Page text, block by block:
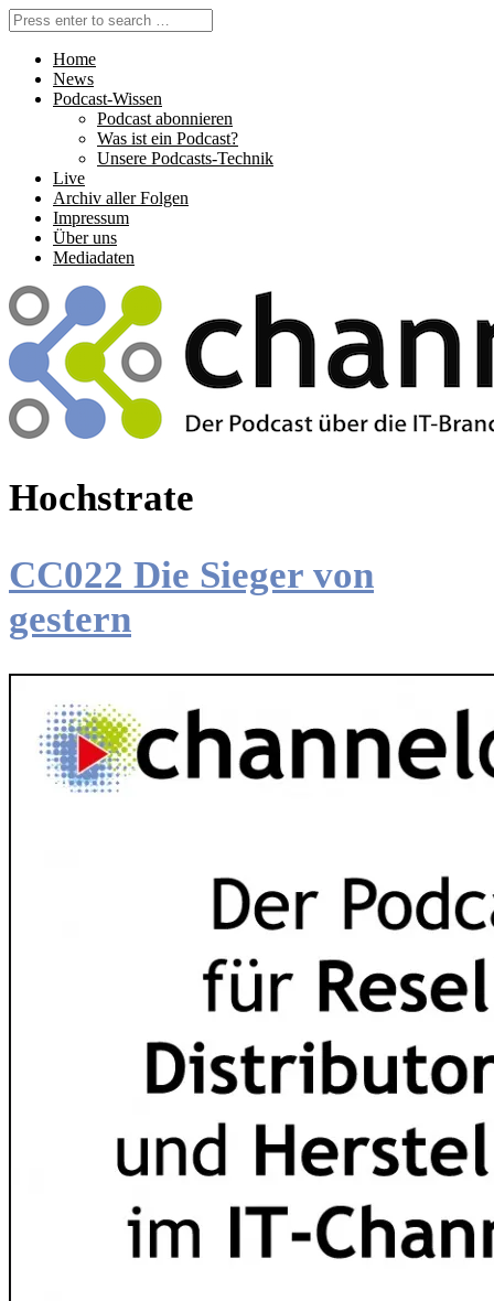
Home
News
Podcast-Wissen
Podcast abonnieren
Was ist ein Podcast?
Unsere Podcasts-Technik
Live
Archiv aller Folgen
Impressum
Über uns
Mediadaten
Hochstrate
CC022 Die Sieger von
gestern